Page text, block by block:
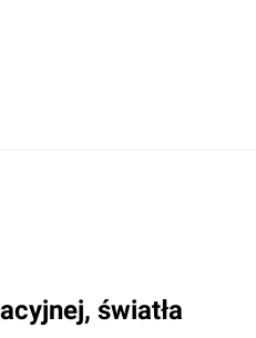
światła